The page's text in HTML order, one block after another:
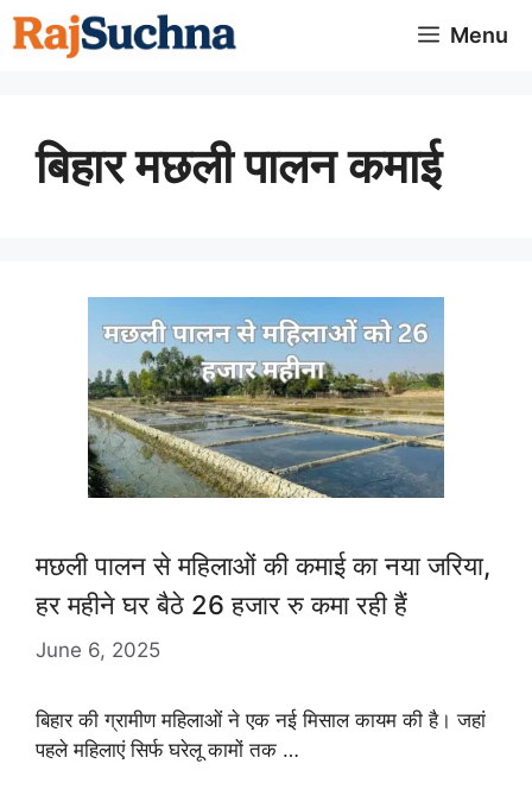
Skip
to
Menu
बिहार मछली पालन कमाई
मछली पालन से महिलाओं की कमाई का नया जरिया,
हर महीने घर बैठे 26 हजार रु कमा रही हैं
June 6, 2025
बिहार की ग्रामीण महिलाओं ने एक नई मिसाल कायम की है। जहां
पहले महिलाएं सिर्फ घरेलू कामों तक …